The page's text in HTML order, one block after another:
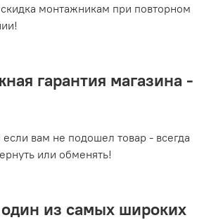
монтажникам при повторном
гарантия магазина -
если вам не подошел товар - всегда
или обменять!
из самых широких